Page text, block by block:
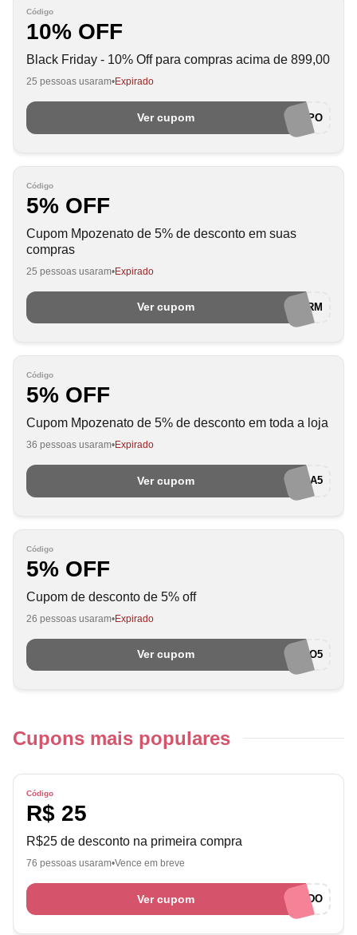
Código
10% OFF
Black Friday - 10% Off para compras acima de 899,00
25 pessoas usaram Expirado
Ver cupom EUAMOMPO
Código
5% OFF
Cupom Mpozenato de 5% de desconto em suas
compras
25 pessoas usaram Expirado
Ver cupom 5DESCRM
Código
5% OFF
Cupom Mpozenato de 5% de desconto em toda a loja
36 pessoas usaram Expirado
Ver cupom ARRAIA5
Código
5% OFF
Cupom de desconto de 5% off
26 pessoas usaram Expirado
Ver cupom CLIENTEMPO5
Cupons mais populares
Código
R$ 25
R$25 de desconto na primeira compra
76 pessoas usaram Vence em breve
Ver cupom BEMVINDO